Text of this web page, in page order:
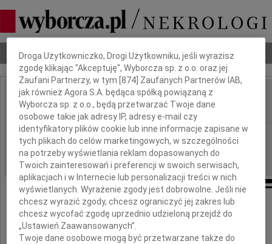
Nekrologi Odeszli Poradnik pogrzebowy
IMIĘ I NAZWISKO: Maria Wąsowska
REGION: Warszawa, cała Polska
DATA EMISJI: 26.07.2022
Maria Wąsowska
Dbamy o Twoją prywatność
Droga Użytkowniczko, Drogi Użytkowniku, jeśli wyrazisz
zgodę klikając "Akceptuję", Wyborcza sp. z o.o. oraz jej
Zaufani Partnerzy, w tym [874 ] Zaufanych Partnerów IAB,
jak również Agora S.A. będąca spółką powiązaną z
Wyborcza sp. z o.o., będą przetwarzać Twoje dane
osobowe takie jak adresy IP, adresy e-mail czy
identyfikatory plików cookie lub inne informacje zapisane w
tych plikach do celów marketingowych, w szczególności
na potrzeby wyświetlania reklam dopasowanych do
Twoich zainteresowań i preferencji w swoich serwisach,
aplikacjach i w Internecie lub personalizacji treści w nich
wyświetlanych. Wyrażenie zgody jest dobrowolne. Jeśli nie
chcesz wyrazić zgody, chcesz ograniczyć jej zakres lub
chcesz wycofać zgodę uprzednio udzieloną przejdź do
„Ustawień Zaawansowanych”.
Twoje dane osobowe mogą być przetwarzane także do